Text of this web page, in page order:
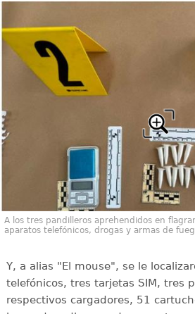
A los tres pandilleros aprehendidos en
aparatos telefónicos, drogas y armas de
Y, a alias "El mouse", se le
telefónicos, tres tarjetas SIM, tres
respectivos cargadores, 51